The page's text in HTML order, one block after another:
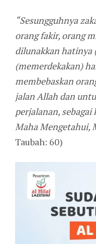
“Sesungguhnya
orang fakir, orang
dilunakkan hatinya
(memerdekakan)
membebaskan
jalan Allah dan
perjalanan,
Maha Mengetahui,
Taubah: 60)